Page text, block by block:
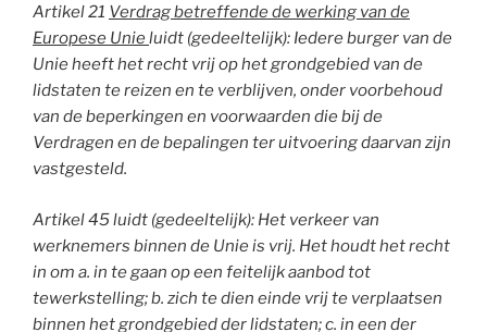
Artikel 21 Verdrag betreffende de werking van de
Europese Unieluidt (gedeeltelijk): Iedere burger van de
Unie heeft het recht vrij op het grondgebied van de
lidstaten te reizen en te verblijven, onder voorbehoud
van de beperkingen en voorwaarden die bij de
Verdragen en de bepalingen ter uitvoering daarvan zijn
vastgesteld.
Artikel 45 luidt (gedeeltelijk): Het verkeer van
werknemers binnen de Unie is vrij. Het houdt het recht
in om a. in te gaan op een feitelijk aanbod tot
tewerkstelling; b. zich te dien einde vrij te verplaatsen
binnen het grondgebied der lidstaten; c. in een der